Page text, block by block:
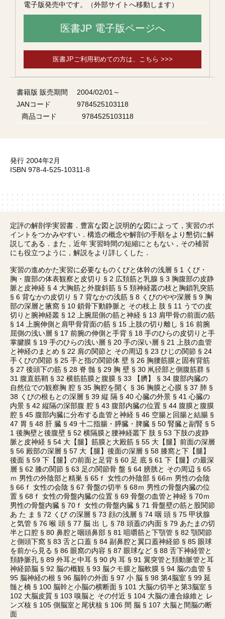
電子版発売中です。（外部サイトへ移動します）
医書JP 電子版ページへ
医書JPご利用初めての方は、こちら >>>
書籍版 販売期間
2004/02/01～
JANコード
9784525103118
商品コード
9784525103118
発行 2004年2月
ISBN 978-4-525-10311-8
定評の解剖学実習書．豊富な図と説明的な図によって，実習のポ
イントをつかみやすい．構造の概念や解剖の手順をより懇切に解
説してある．また，近年 実習時間の短縮にともない，その補習
にも役立つように，解説をより詳しくした．
実習の進めかた実習に必要なものくびと体幹の浅層 § 1 くび・
胸・腹部の体表観察と皮切り § 2 広頚筋と乳腺 § 3 胸腹部の皮静
脈と皮神経 § 4 大胸筋と外腹斜筋 § 5 頚神経叢の枝と胸鎖乳突筋
§ 6 背なかの皮切り § 7 背なかの浅筋 § 8 くびのやや深層 § 9 胸
部の深層と腋窩 § 10 鎖骨下動静脈と その枝上 肢 § 11 うでの皮
切りと腕神経叢 § 12 上腕屈側の筋と神経 § 13 肩甲骨の前面の筋
§ 14 上腕伸側と肩甲骨背面の筋 § 15 上肢の切り離し § 16 前腕
屈側の浅い層 § 17 前腕の伸側と手背 § 18 手のひらの皮切りと手
掌腱膜 § 19 手のひらの浅い層 § 20 手の深い層 § 21 上肢の血管
と神経のまとめ § 22 肩の関節と その周辺 § 23 ひじの関節 § 24
手くびの関節 § 25 手と指の関節体 壁 § 26 胸腰筋膜と固有背筋
§ 27 後頭下の筋 § 28 脊 髄 § 29 胸 壁 § 30 鼡径部と側腹筋群 §
31 腹直筋鞘 § 32 横筋筋膜と腹膜 § 33 【臍】 § 34 腹部内臓の
自然位での観察胸 腔 § 35 胸腔を開く § 36 胸膜と心膜 § 37 肺 §
38 くびの根もとの深層 § 39 縦 隔 § 40 心臓の外景 § 41 心臓の
内景 § 42 縦隔の深部腹 腔 § 43 腹部内臓の位置 § 44 腹膜と腹膜
腔 § 45 腹部内臓に分布する血管と神経 § 46 空腸と回腸と結腸 §
47 胃 § 48 肝 臓 § 49 十二指腸・膵臓・脾臓 § 50 腎臓と副腎 § 5
1 後胸壁と後腹壁 § 52 横隔膜と腰神経叢下 肢 § 53 下肢の皮静
脈と皮神経 § 54 大【腿】筋膜と大殿筋 § 55 大【腿】前面の深層
§ 56 殿部の深層 § 57 大【腿】後面の深層 § 58 膝窩と下【腿】
後面 § 59 下【腿】の前面と足背 § 60 足 底 § 61 下【腿】の最深
層 § 62 膝の関節 § 63 足の関節骨 盤 § 64 膀胱と その周辺 § 65
ｍ 男性の外陰部と精巣 § 65ｆ 女性の外陰部 § 66ｍ 男性の会陰
§ 66ｆ 女性の会陰 § 67 骨盤の切半 § 68ｍ 男性の骨盤内臓の位
置 § 68ｆ 女性の骨盤内臓の位置 § 69 骨盤の血管と神経 § 70ｍ
男性の骨盤内臓 § 70ｆ 女性の骨盤内臓 § 71 骨盤壁の筋と股関節
あ た ま § 72 くび の深層 § 73 顔の浅層 § 74 咽 頭 § 75 甲状腺
と気管 § 76 喉 頭 § 77 脳 出 し § 78 頭蓋の内面 § 79 あたまの切
半と口腔 § 80 鼻腔と咽頭鼻部 § 81 咀嚼筋と下顎管 § 82 顎関節
と側頭下窩 § 83 舌と口蓋 § 84 副鼻腔と翼口蓋神経節 § 85 眼球
を前から見る § 86 眼窩の内容 § 87 眼球など § 88 舌下神経管と
頚静脈孔 § 89 外耳と中耳 § 90 内 耳 § 91 翼突管と頚動脈管と耳
神経節脳 § 92 脳の概観 § 93 脳クモ膜と脳軟膜 § 94 脳の血管 §
95 脳神経の根 § 96 脳幹の外面 § 97 小 脳 § 98 第4脳室 § 99 延
髄と橋 § 100 脳幹と小脳の横断面 § 101 大脳の切半と第3脳室 §
102 大脳皮質 § 103 嗅脳と その付近 § 104 大脳の連合線維と レ
ンズ核 § 105 側脳室と尾状核 § 106 間 脳 § 107 大脳と間脳の断
面